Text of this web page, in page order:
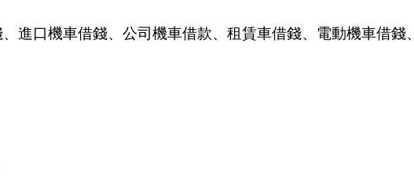
、進口機車借錢、公司機車借款、租賃車借錢、電動機車借錢、